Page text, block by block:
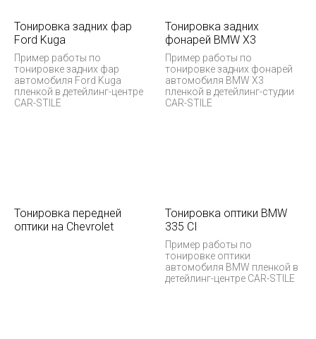
Тонировка задних фар
Ford Kuga
Пример работы по
тонировке задних фар
автомобиля Ford Kuga
пленкой в детейлинг-центре
CAR-STILE
Тонировка задних
фонарей BMW X3
Пример работы по
тонировке задних фонарей
автомобиля BMW X3
пленкой в детейлинг-студии
CAR-STILE
Тонировка передней
оптики на Chevrolet
Тонировка оптики BMW
335 CI
Пример работы по
тонировке оптики
автомобиля BMW пленкой в
детейлинг-центре CAR-STILE